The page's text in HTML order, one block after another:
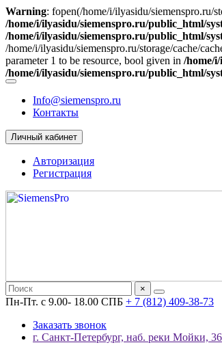
Warning: fopen(/home/i/ilyasidu/siemenspro.ru/
/home/i/ilyasidu/siemenspro.ru/public_html/
/home/i/ilyasidu/siemenspro.ru/public_html/
/home/i/ilyasidu/siemenspro.ru/storage/cache/
parameter 1 to be resource, bool given in /home/
/home/i/ilyasidu/siemenspro.ru/public_html/
Info@siemenspro.ru
Контакты
Личный кабинет
Авторизация
Регистрация
×
Пн-Пт. с 9.00- 18.00 СПБ + 7 (812) 409-38-73
Заказать звонок
г. Санкт-Петербург, наб. реки Мойки, 36